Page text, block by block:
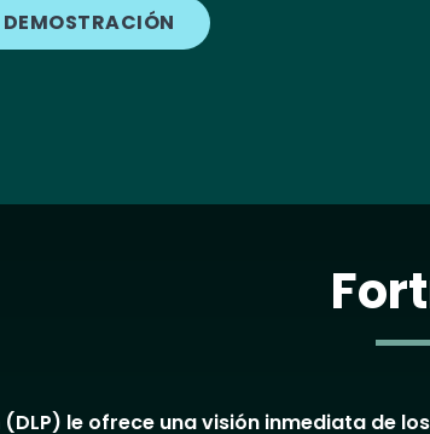
le ofrece una visión inmediata de los